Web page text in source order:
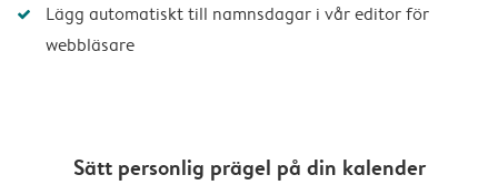
Lägg automatiskt till namnsdagar i vår editor för
webbläsare
Sätt personlig prägel på din kalender